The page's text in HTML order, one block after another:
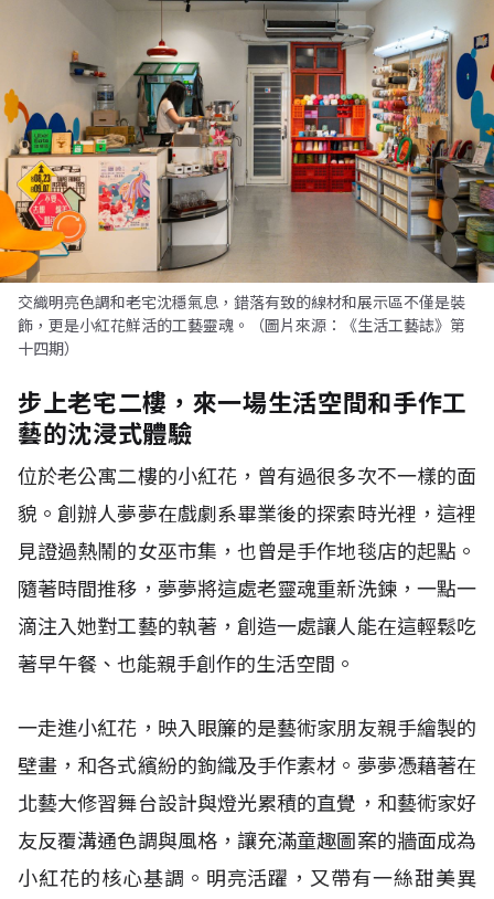
交織明亮色調和老宅沈穩氣息，錯落有致的線材和展示區不僅是裝
飾，更是小紅花鮮活的工藝靈魂。（圖片來源：《生活工藝誌》第
十四期）
步上老宅二樓，來一場生活空間和手作工
藝的沈浸式體驗
位於老公寓二樓的小紅花，曾有過很多次不一樣的面
貌。創辦人夢夢在戲劇系畢業後的探索時光裡，這裡
見證過熱鬧的女巫市集，也曾是手作地毯店的起點。
隨著時間推移，夢夢將這處老靈魂重新洗鍊，一點一
滴注入她對工藝的執著，創造一處讓人能在這輕鬆吃
著早午餐、也能親手創作的生活空間。
一走進小紅花，映入眼簾的是藝術家朋友親手繪製的
壁畫，和各式繽紛的鉤織及手作素材。夢夢憑藉著在
北藝大修習舞台設計與燈光累積的直覺，和藝術家好
友反覆溝通色調與風格，讓充滿童趣圖案的牆面成為
小紅花的核心基調。明亮活躍，又帶有一絲甜美異